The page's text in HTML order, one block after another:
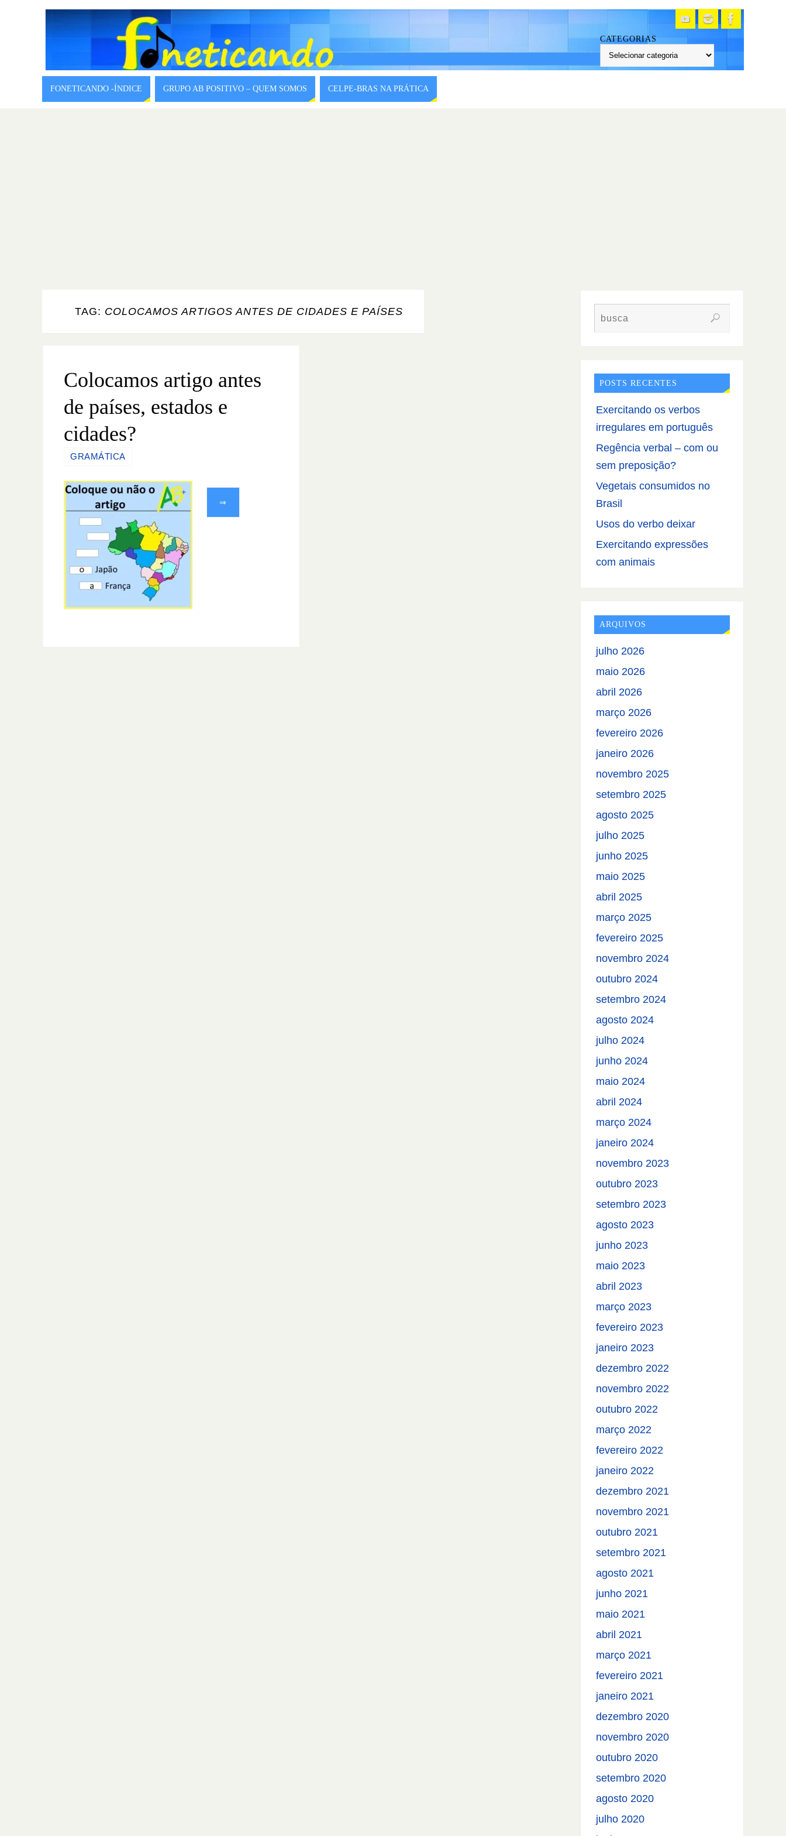
CATEGORIAS
FONETICANDO -ÍNDICE GRUPO AB POSITIVO – QUEM SOMOS CELPE-BRAS NA PRÁTICA
TAG: COLOCAMOS ARTIGOS ANTES DE CIDADES E PAÍSES
Colocamos artigo antes
de países, estados e
cidades?
GRAMÁTICA
⇒
POSTS RECENTES
Exercitando os verbos
irregulares em português
Regência verbal – com ou
sem preposição?
Vegetais consumidos no
Brasil
Usos do verbo deixar
Exercitando expressões
com animais
ARQUIVOS
julho 2026
maio 2026
abril 2026
março 2026
fevereiro 2026
janeiro 2026
novembro 2025
setembro 2025
agosto 2025
julho 2025
junho 2025
maio 2025
abril 2025
março 2025
fevereiro 2025
novembro 2024
outubro 2024
setembro 2024
agosto 2024
julho 2024
junho 2024
maio 2024
abril 2024
março 2024
janeiro 2024
novembro 2023
outubro 2023
setembro 2023
agosto 2023
junho 2023
maio 2023
abril 2023
março 2023
fevereiro 2023
janeiro 2023
dezembro 2022
novembro 2022
outubro 2022
março 2022
fevereiro 2022
janeiro 2022
dezembro 2021
novembro 2021
outubro 2021
setembro 2021
agosto 2021
junho 2021
maio 2021
abril 2021
março 2021
fevereiro 2021
janeiro 2021
dezembro 2020
novembro 2020
outubro 2020
setembro 2020
agosto 2020
julho 2020